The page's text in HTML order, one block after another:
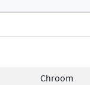
ophalen...
Chroom